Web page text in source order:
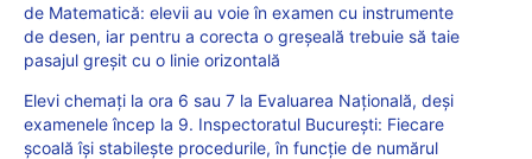
de Matematică: elevii au voie în examen cu instrumente
de desen, iar pentru a corecta o greșeală trebuie să taie
pasajul greșit cu o linie orizontală
Elevi chemați la ora 6 sau 7 la Evaluarea Națională, deși
examenele încep la 9. Inspectoratul București: Fiecare
școală își stabilește procedurile, în funcție de numărul